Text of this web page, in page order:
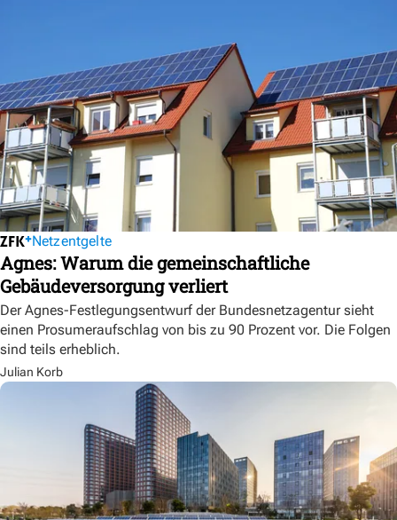
Netzentgelte
Agnes: Warum die gemeinschaftliche
Gebäudeversorgung verliert
Der Agnes-Festlegungsentwurf der Bundesnetzagentur sieht
einen Prosumeraufschlag von bis zu 90 Prozent vor. Die Folgen
sind teils erheblich.
Julian Korb